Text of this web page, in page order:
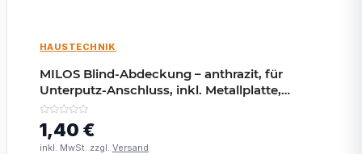
HAUSTECHNIK
MILOS Blind-Abdeckung – anthrazit, für
Unterputz-Anschluss, inkl. Metallplatte,
passend für Mehrfach-Rahmen
1,40 €
inkl. MwSt. zzgl. Versand